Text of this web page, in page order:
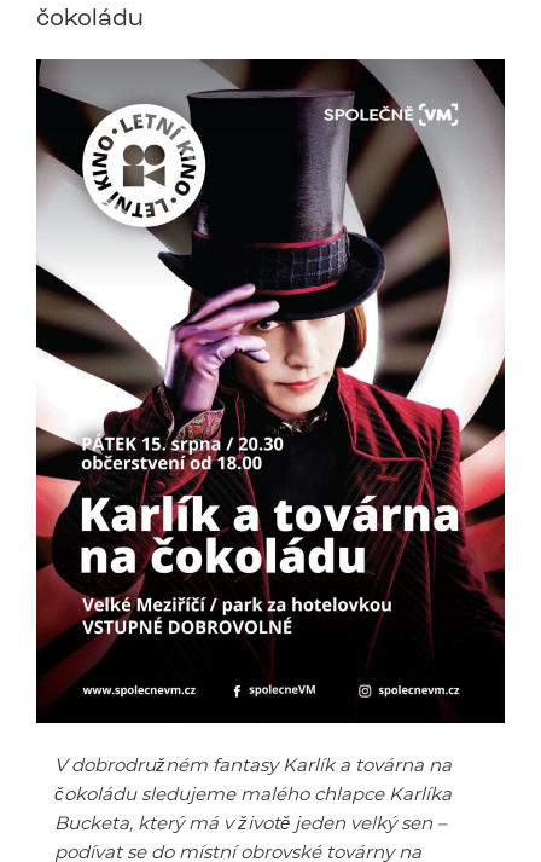
čokoládu
V dobrodružném fantasy Karlík a továrna na
čokoládu sledujeme malého chlapce Karlíka
Bucketa, který má v životě jeden velký sen –
podívat se do místní obrovské továrny na